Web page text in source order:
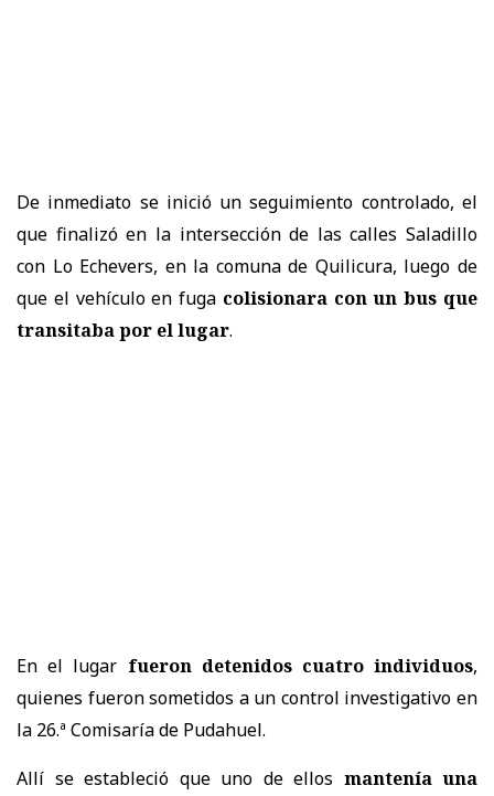
De inmediato se inició un seguimiento controlado, el
que finalizó en la intersección de las calles Saladillo
con Lo Echevers, en la comuna de Quilicura, luego de
que el vehículo en fuga colisionara con un bus que
transitaba por el lugar.
En el lugar fueron detenidos cuatro individuos,
quienes fueron sometidos a un control investigativo en
la 26.ª Comisaría de Pudahuel.
Allí se estableció que uno de ellos mantenía una